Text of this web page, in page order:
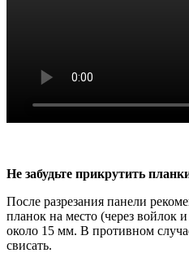
Не забудьте прикрутить
После разрезания панели
планок на место (через
около 15 мм. В противном
свисать.